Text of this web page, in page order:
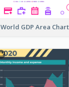
World GDP Area Chart